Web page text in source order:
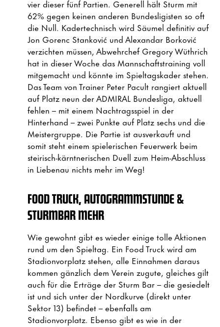
vier dieser fünf Partien. Generell hält Sturm mit
62% gegen keinen anderen Bundesligisten so oft
die Null. Kadertechnisch wird Säumel definitiv auf
Jon Gorenc Stanković und Alexandar Borković
verzichten müssen, Abwehrchef Gregory Wüthrich
hat in dieser Woche das Mannschaftstraining voll
mitgemacht und könnte im Spieltagskader stehen.
Das Team von Trainer Peter Pacult rangiert aktuell
auf Platz neun der ADMIRAL Bundesliga, aktuell
fehlen – mit einem Nachtragsspiel in der
Hinterhand – zwei Punkte auf Platz sechs und die
Meistergruppe. Die Partie ist ausverkauft und
somit steht einem spielerischen Feuerwerk beim
steirisch-kärntnerischen Duell zum Heim-Abschluss
in Liebenau nichts mehr im Weg!
FOOD TRUCK, AUTOGRAMMSTUNDE &
STURMBAR MEHR
Wie gewohnt gibt es wieder einige tolle Aktionen
rund um den Spieltag. Ein Food Truck wird am
Stadionvorplatz stehen, alle Einnahmen daraus
kommen gänzlich dem Verein zugute, gleiches gilt
auch für die Erträge der Sturm Bar – die gesiedelt
ist und sich unter der Nordkurve (direkt unter
Sektor 13) befindet – ebenfalls am
Stadionvorplatz. Ebenso gibt es wie in der